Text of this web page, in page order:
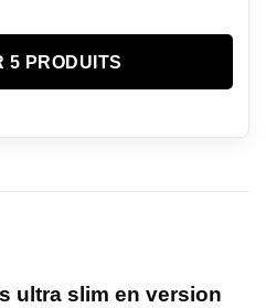
5 PRODUITS
ultra slim en version